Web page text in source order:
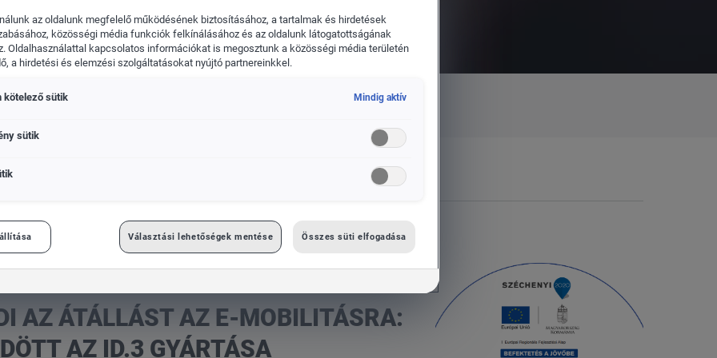
Zwickauban megkezdődött az ID.3 gyártása
AZ ÁTÁLLÁST AZ E-MOBILITÁSRA:
AZ ID.3 GYÁRTÁSA
az oldalunk megfelelő működésének biztosításához, a tartalmak és hirdetések
közösségi média funkciók felkínálásához és az oldalunk látogatottságának
Oldalhasználattal kapcsolatos információkat is megosztunk a közösségi média területén
a hirdetési és elemzési szolgáltatásokat nyújtó partnereinkkel.
kötelező sütik Mindig aktív
sütik
Választási lehetőségek mentése Összes süti elfogadása